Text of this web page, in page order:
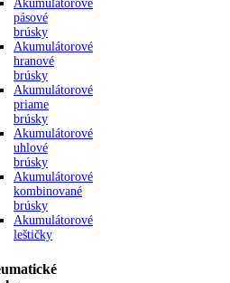
Akumulátorové
pásové
brúsky
Akumulátorové
hranové
brúsky
Akumulátorové
priame
brúsky
Akumulátorové
uhlové
brúsky
Akumulátorové
kombinované
brúsky
Akumulátorové
leštičky